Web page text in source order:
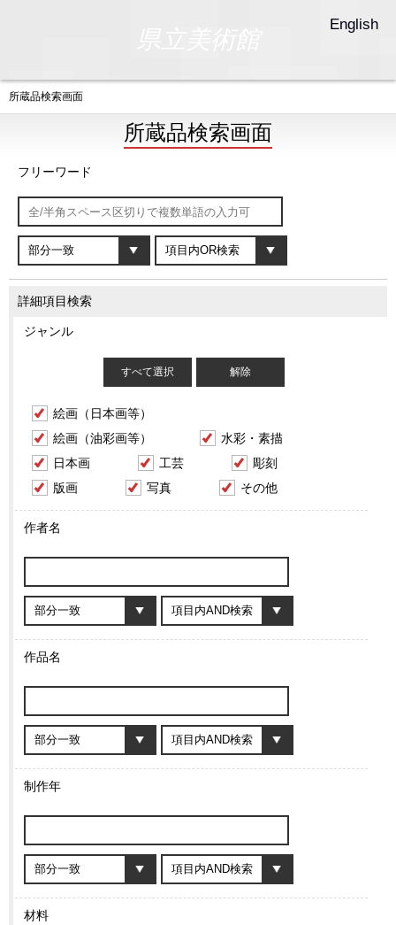
English
所蔵品検索画面
所蔵品検索画面
フリーワード
詳細項目検索
ジャンル
すべて選択 解除
絵画（日本画等）
絵画（油彩画等）
水彩・素描
日本画
工芸
彫刻
版画
写真 その他
作者名
作品名
制作年
材料